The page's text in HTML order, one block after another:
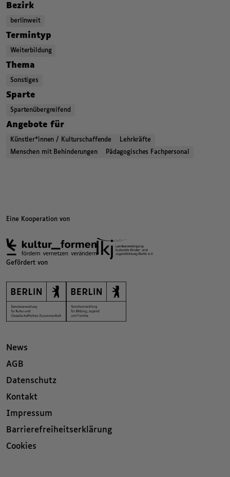
Bezirk,
berlinweit
,,Termintyp
Weiterbildung
,,Thema
Sonstiges
,,Sparte,
Spartenübergreifend
Angebote für,
Künstler*innen / Kulturschaffende
Lehrkräfte
Menschen mit Behinderungen
Pädagogisches Fachpersonal
Eine Kooperation von
Gefördert von
News
AGB
Datenschutz
Kontakt
Impressum
Barrierefreiheitserklärung
Cookies